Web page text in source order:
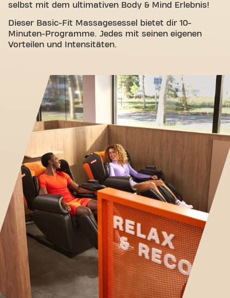
selbst mit dem ultimativen Body & Mind Erlebnis!
Dieser Basic-Fit Massagesessel bietet dir 10-
Minuten-Programme. Jedes mit seinen eigenen
Vorteilen und Intensitäten.